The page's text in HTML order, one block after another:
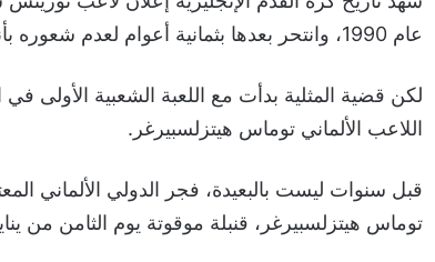
عام 1990، وانتحر بعدها بثمانية أعوام لعدم شعوره بأنه مقبول في المجتمع بعد الكشف عن تلك الخطوة.
لكن قضية المثلية بدأت مع اللعبة الشعبية الأولى
اللاعب الألماني توماس هيتزلسبيرغر.
قبل سنوات ليست بالبعيدة، فجر الدولي الألماني
توماس هيتزلسبيرغر، قنبلة موقوتة يوم الثامن من يناير